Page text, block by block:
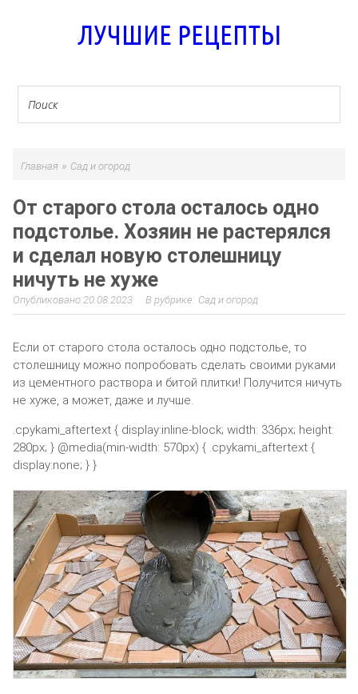
ЛУЧШИЕ РЕЦЕПТЫ
Главная » Сад и огород
От старого стола осталось одно
подстолье. Хозяин не растерялся
и сделал новую столешницу
ничуть не хуже
20.08.2023 Сад и огород
Если от старого стола осталось одно подстолье, то
столешницу можно попробовать сделать своими руками
из цементного раствора и битой плитки! Получится ничуть
не хуже, а может, даже и лучше.
.cpykami_aftertext { display:inline-block; width: 336px; height:
280px; } @media(min-width: 570px) { .cpykami_aftertext {
display:none; } }